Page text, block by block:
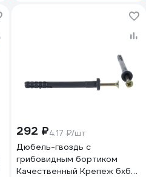
292 ₽4.17 ₽/шт
Дюбель-гвоздь с
грибовидным бортиком
Качественный Крепеж 6х60